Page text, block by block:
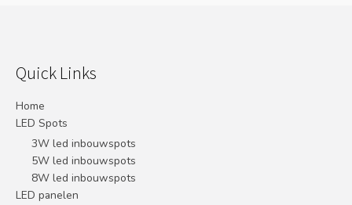
Quick Links
Home
LED Spots
3W led inbouwspots
5W led inbouwspots
8W led inbouwspots
LED panelen